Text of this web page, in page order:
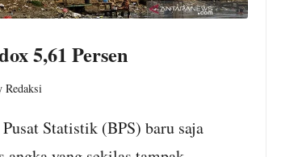
5,61 Persen
Redaksi
Statistik (BPS) baru saja
menempatkan internet
primer—bahkan sejajar
dengan pangan dan